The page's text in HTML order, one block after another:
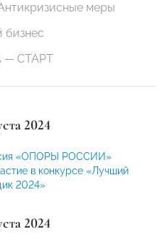
меры
— СТАРТ
2024
«ОПОРЫ РОССИИ»
в конкурсе «Лучший
2024»
2024